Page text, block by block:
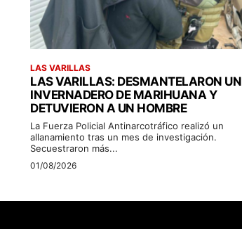
LAS VARILLAS
LAS VARILLAS: DESMANTELARON UN
INVERNADERO DE MARIHUANA Y
DETUVIERON A UN HOMBRE
La Fuerza Policial Antinarcotráfico realizó un
allanamiento tras un mes de investigación.
Secuestraron más...
01/08/2026